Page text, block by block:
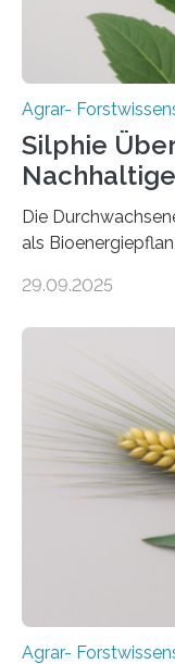
biotechnologische
Agrar-
Silphie
Die
als
mehrjährigen
nach
aus
Anliegen im Zuge
2050 klimaneutral
bislang der Mais
bringt
Bodenerosion,
29.09.2025
Agrar-